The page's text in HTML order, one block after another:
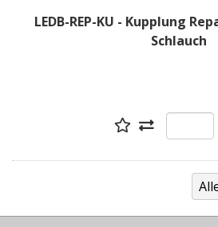
LEDB-REP-KU - Kupplung
Schlauch